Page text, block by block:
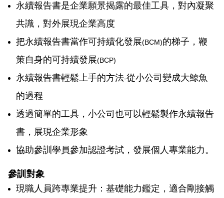
永續報告書是企業願景揭露的最佳工具，對內凝聚
共識，對外展現企業高度
把永續報告書當作可持續化發展(BCM)的梯子，鞭
策自身的可持續發展(BCP)
永續報告書輕鬆上手的方法-從小公司變成大鯨魚
的過程
透過簡單的工具，小公司也可以輕鬆製作永續報告
書，展現企業形象
協助參訓學員參加認證考試，發展個人專業能力。
參訓對象
現職人員跨專業提升：基礎能力鑑定，適合剛接觸